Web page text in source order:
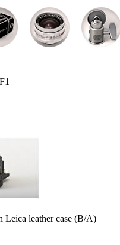
leather case (B/A)